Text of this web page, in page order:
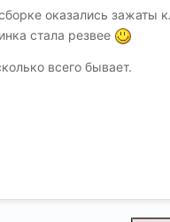
оказались зажаты
стала резвее
всего бывает.